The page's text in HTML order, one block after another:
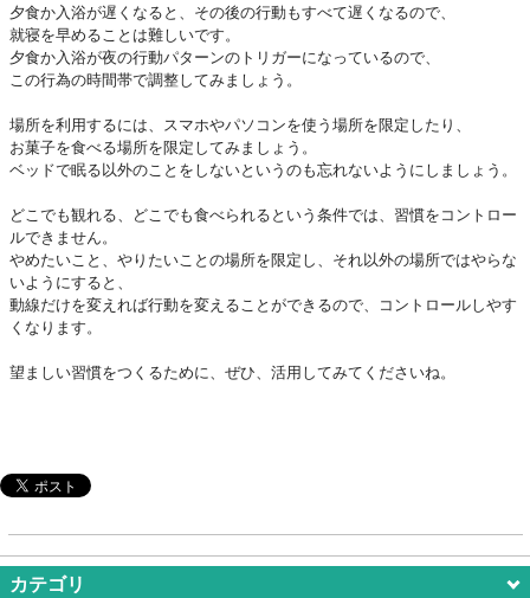
夕食か入浴が遅くなると、その後の行動もすべて遅くなるので、
就寝を早めることは難しいです。
夕食か入浴が夜の行動パターンのトリガーになっているので、
この行為の時間帯で調整してみましょう。
場所を利用するには、スマホやパソコンを使う場所を限定したり、
お菓子を食べる場所を限定してみましょう。
ベッドで眠る以外のことをしないというのも忘れないようにしましょう。
どこでも観れる、どこでも食べられるという条件では、習慣をコントロー
ルできません。
やめたいこと、やりたいことの場所を限定し、それ以外の場所ではやらな
いようにすると、
動線だけを変えれば行動を変えることができるので、コントロールしやす
くなります。
望ましい習慣をつくるために、ぜひ、活用してみてくださいね。
カテゴリ